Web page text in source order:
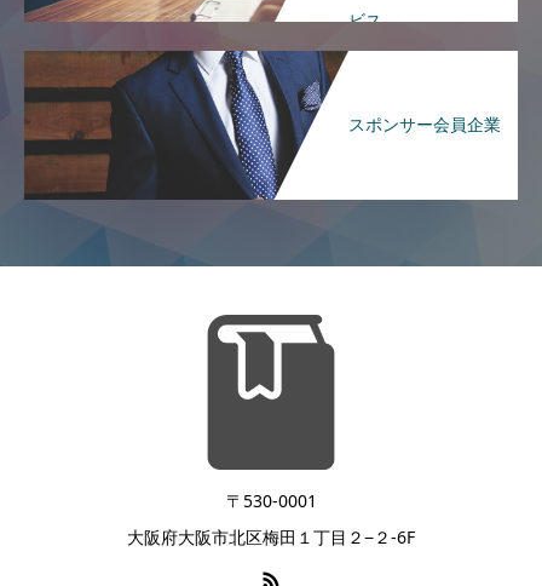
ビス
スポンサー会員企業
〒530-0001
大阪府大阪市北区梅田１丁目２−２-6F